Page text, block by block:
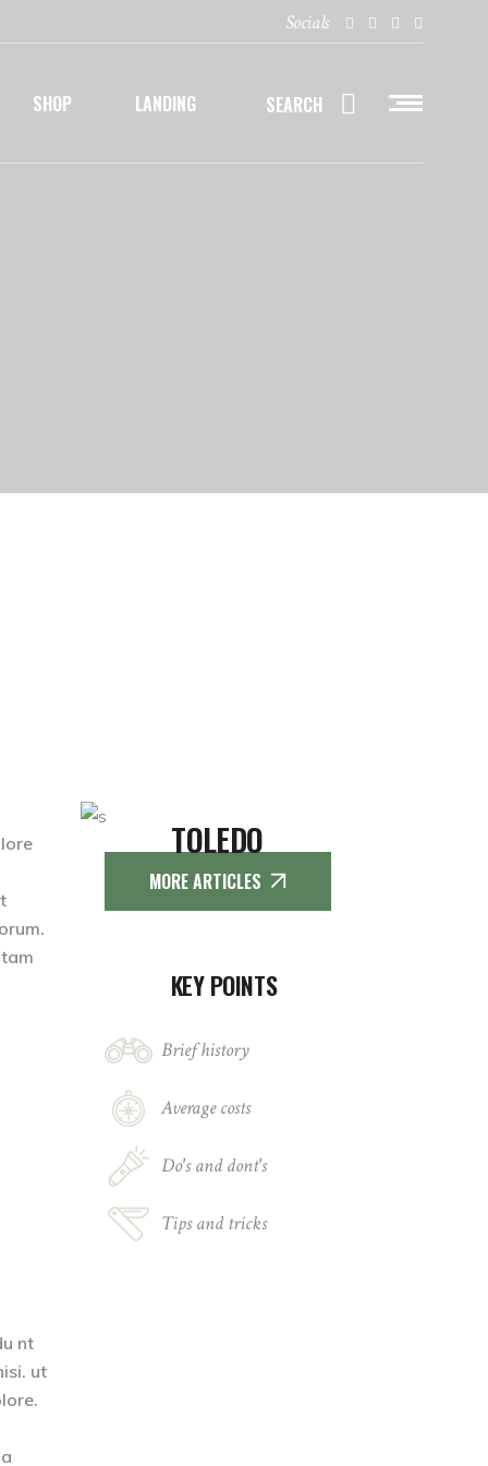
Socials
SHOP LANDING SEARCH
nt
ut
TOLEDO
MORE ARTICLES
KEY POINTS
Brief history
Average costs
Do's and dont's
Tips and tricks